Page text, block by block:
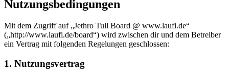
Nutzungsbedingungen
Mit dem Zugriff auf „Jethro Tull Board @ www.laufi.de“
(„http://www.laufi.de/board“) wird zwischen dir und dem Betreiber
ein Vertrag mit folgenden Regelungen geschlossen:
1. Nutzungsvertrag